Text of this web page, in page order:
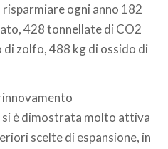
ogni anno 182
428 tonnellate di CO2
di zolfo, 488 kg di ossido di
si è dimostrata molto attiva
scelte di espansione, in